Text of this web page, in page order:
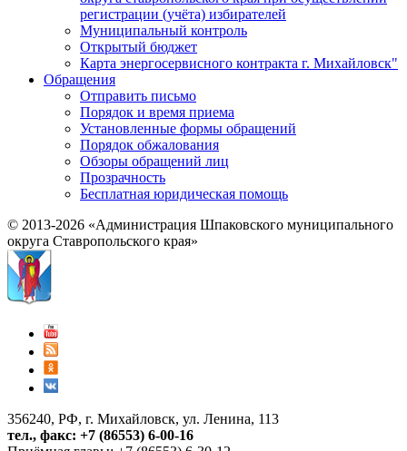
регистрации (учёта) избирателей
Муниципальный контроль
Открытый бюджет
Карта энергосервисного контракта г. Михайловск"
Обращения
Отправить письмо
Порядок и время приема
Установленные формы обращений
Порядок обжалования
Обзоры обращений лиц
Прозрачность
Бесплатная юридическая помощь
© 2013-2026 «Администрация Шпаковского муниципального
округа Ставропольского края»
356240, РФ, г. Михайловск, ул. Ленина, 113
тел., факс: +7 (86553) 6-00-16